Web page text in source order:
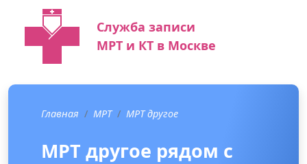
Служба записи
МРТ и КТ в Москве
Главная МРТ МРТ другое
МРТ другое рядом с